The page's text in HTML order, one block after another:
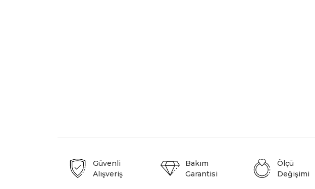
Güvenli
Alışveriş
Bakım
Garantisi
Ölçü
Değişimi